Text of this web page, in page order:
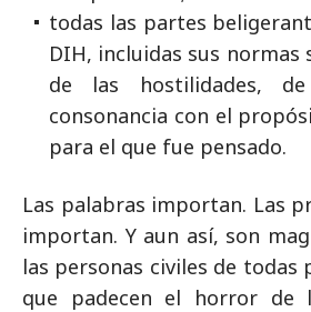
todas las partes
DIH, incluidas sus normas
de las hostilidades,
consonancia con el
para el que fue pensado.
Las palabras importan. Las
importan. Y aun así, son
las personas civiles de todas
que padecen el horror de